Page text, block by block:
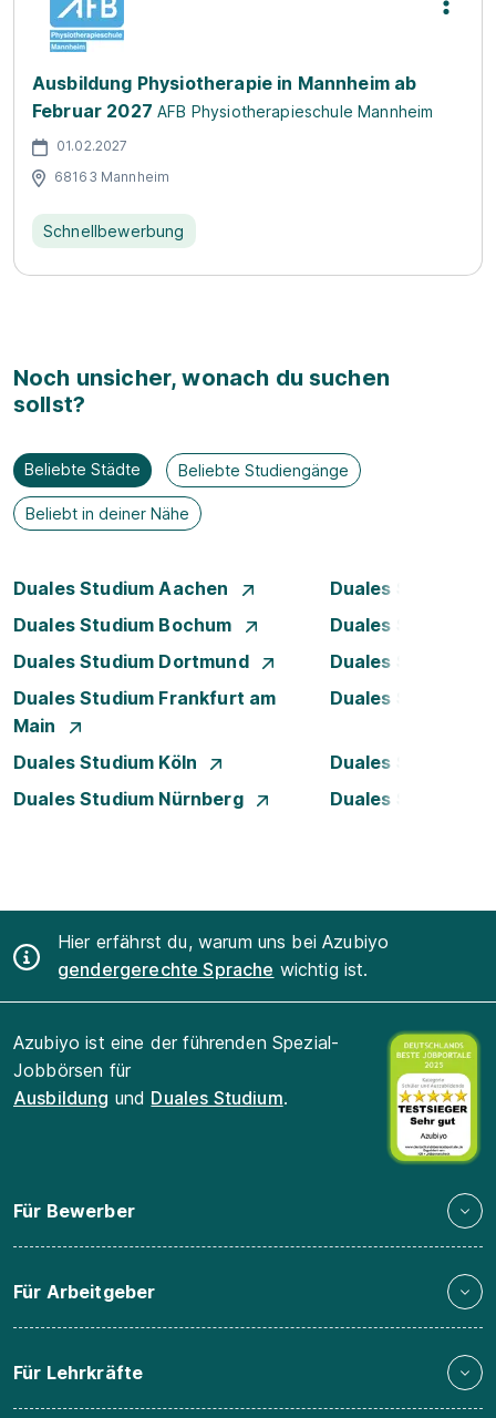
Ausbildung Physiotherapie in Mannheim ab
Februar 2027 AFB Physiotherapieschule Mannheim
01.02.2027
68163 Mannheim
Schnellbewerbung
Noch unsicher, wonach du suchen
sollst?
Beliebte Städte Beliebte Studiengänge
Beliebt in deiner Nähe
Duales Studium Aachen
Duales Studium
Duales Studium Bochum
Duales Studium
Duales Studium Dortmund
Duales Studium
Duales Studium Frankfurt am
Main
Duales Studium
Duales Studium Köln
Duales Studium
Duales Studium Nürnberg
Duales Studium
Hier erfährst du, warum uns bei Azubiyo
gendergerechte Sprache wichtig ist.
Azubiyo ist eine der führenden Spezial-
Jobbörsen für
Ausbildung und Duales Studium.
Für Bewerber
Für Arbeitgeber
Für Lehrkräfte